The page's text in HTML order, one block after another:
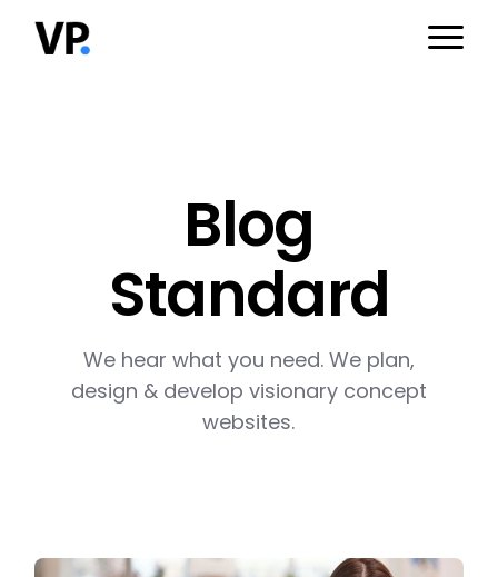
Blog
Standard
We hear what you need. We plan,
design & develop visionary concept
websites.